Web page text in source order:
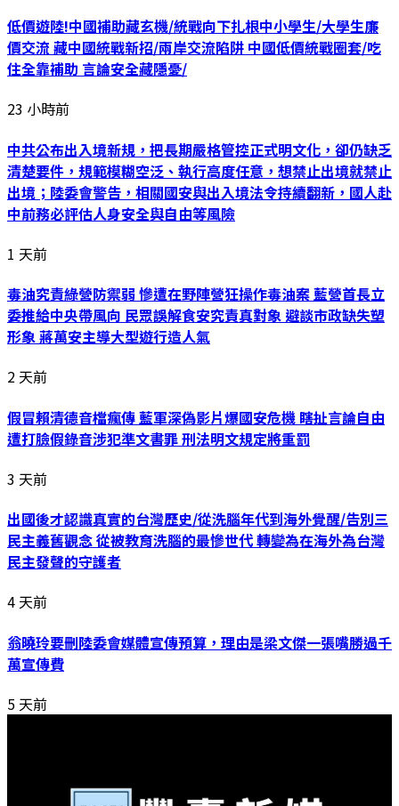
低價遊陸!中國補助藏玄機/統戰向下扎根中小學生/大學生廉
價交流 藏中國統戰新招/兩岸交流陷阱 中國低價統戰圈套/吃
住全靠補助 言論安全藏隱憂/
23 小時前
中共公布出入境新規，把長期嚴格管控正式明文化，卻仍缺乏
清楚要件，規範模糊空泛、執行高度任意，想禁止出境就禁止
出境；陸委會警告，相關國安與出入境法令持續翻新，國人赴
中前務必評估人身安全與自由等風險
1 天前
毒油究責綠營防禦弱 慘遭在野陣營狂操作毒油案 藍營首長立
委推給中央帶風向 民眾誤解食安究責真對象 避談市政缺失塑
形象 蔣萬安主導大型遊行造人氣
2 天前
假冒賴清德音檔瘋傳 藍軍深偽影片爆國安危機 瞎扯言論自由
遭打臉假錄音涉犯準文書罪 刑法明文規定將重罰
3 天前
出國後才認識真實的台灣歷史/從洗腦年代到海外覺醒/告別三
民主義舊觀念 從被教育洗腦的最慘世代 轉變為在海外為台灣
民主發聲的守護者
4 天前
翁曉玲要刪陸委會媒體宣傳預算，理由是梁文傑一張嘴勝過千
萬宣傳費
5 天前